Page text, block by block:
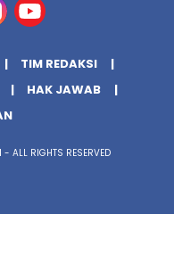
TIM REDAKSI
HAK JAWAB
ALL RIGHTS RESERVED